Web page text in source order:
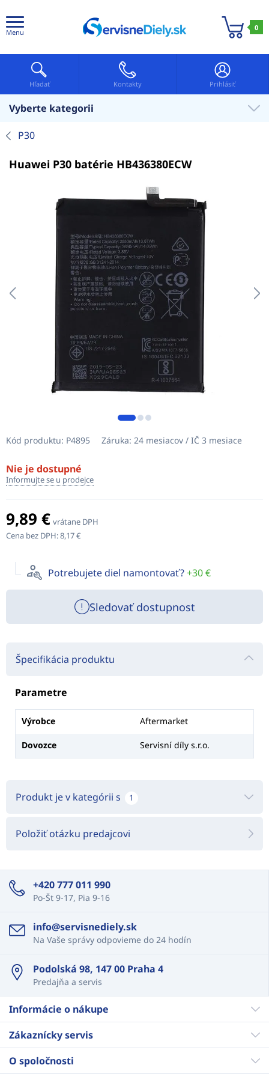
Menu
0
Hľadať Kontakty Prihlásiť
Vyberte kategorii
P30
Huawei P30 batérie HB436380ECW
Kód produktu: P4895 Záruka: 24 mesiacov / IČ 3 mesiace
Nie je dostupné
Informujte se u prodejce
9,89 € vrátane DPH
Cena bez DPH:8,17 €
Potrebujete diel namontovať?+30 €
Sledovať dostupnost
Špecifikácia produktu
Parametre
Výrobce Aftermarket
Dovozce Servisní díly s.r.o.
Produkt je v kategórii s 1
Položiť otázku predajcovi
+420 777 011 990
Po-Št 9-17, Pia 9-16
info@servisnediely.sk
Na Vaše správy odpovieme do 24 hodín
Podolská 98, 147 00 Praha 4
Predajňa a servis
Informácie o nákupe
Zákaznícky servis
O spoločnosti